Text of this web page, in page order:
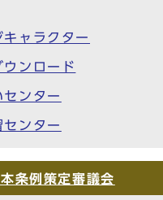
キャラクター
ウンロード
センター
センター
条例策定審議会